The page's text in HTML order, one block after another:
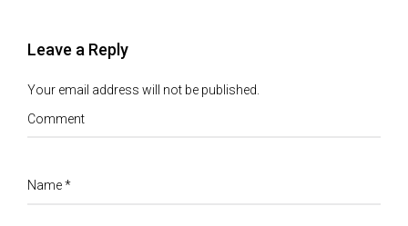
Leave a Reply
Your email address will not be published.
Comment
Name*